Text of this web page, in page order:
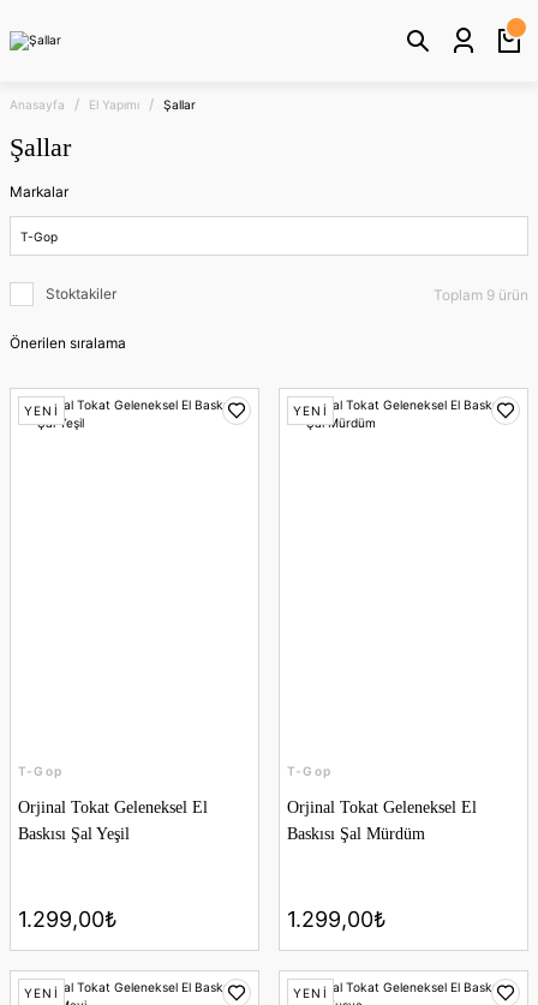
Anasayfa El Yapımı Şallar
Şallar
Markalar
T-Gop
Stoktakiler Toplam 9 ürün
YENİ
T-Gop
Orjinal Tokat Geleneksel El
Baskısı Şal Yeşil
1.299,00₺
YENİ
T-Gop
Orjinal Tokat Geleneksel El
Baskısı Şal Mürdüm
1.299,00₺
YENİ YENİ